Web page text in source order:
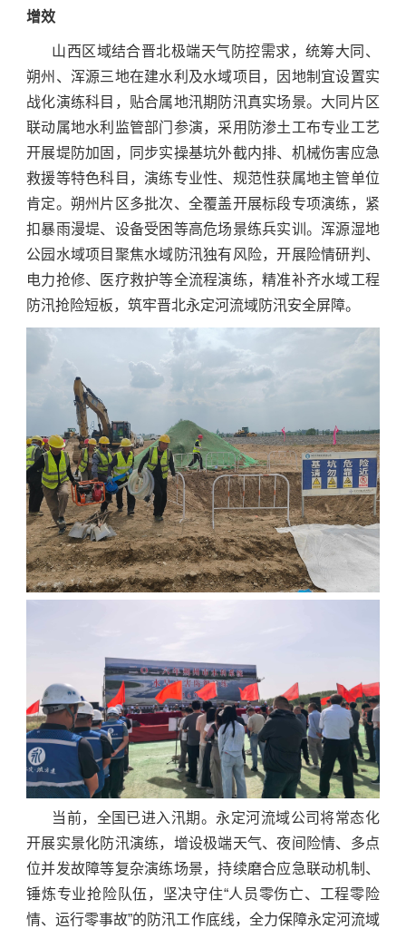
增效
山西区域结合晋北极端天气防控需求，统筹大同、
朔州、浑源三地在建水利及水域项目，因地制宜设置实
战化演练科目，贴合属地汛期防汛真实场景。大同片区
联动属地水利监管部门参演，采用防渗土工布专业工艺
开展堤防加固，同步实操基坑外截内排、机械伤害应急
救援等特色科目，演练专业性、规范性获属地主管单位
肯定。朔州片区多批次、全覆盖开展标段专项演练，紧
扣暴雨漫堤、设备受困等高危场景练兵实训。浑源湿地
公园水域项目聚焦水域防汛独有风险，开展险情研判、
电力抢修、医疗救护等全流程演练，精准补齐水域工程
防汛抢险短板，筑牢晋北永定河流域防汛安全屏障。
当前，全国已进入汛期。永定河流域公司将常态化
开展实景化防汛演练，增设极端天气、夜间险情、多点
位并发故障等复杂演练场景，持续磨合应急联动机制、
锤炼专业抢险队伍，坚决守住“人员零伤亡、工程零险
情、运行零事故”的防汛工作底线，全力保障永定河流域